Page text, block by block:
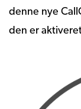
denne nye
den er